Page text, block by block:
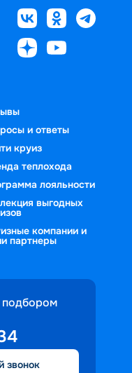
и ответы
круиз
теплохода
лояльности
выгодных
компании и
партнеры
звонок